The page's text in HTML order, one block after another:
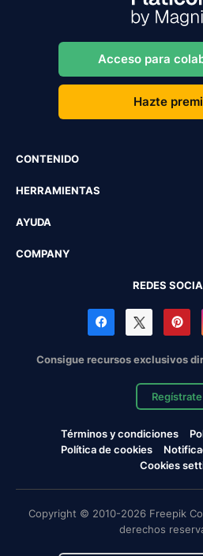
Acceso para
Hazte
CONTENIDO
HERRAMIENTAS
AYUDA
COMPANY
REDES
Consigue recursos exclusivos
Regístrate
Términos y condiciones
Política de cookies
Cookies
Copyright © 2010-2026 Freepik
derechos